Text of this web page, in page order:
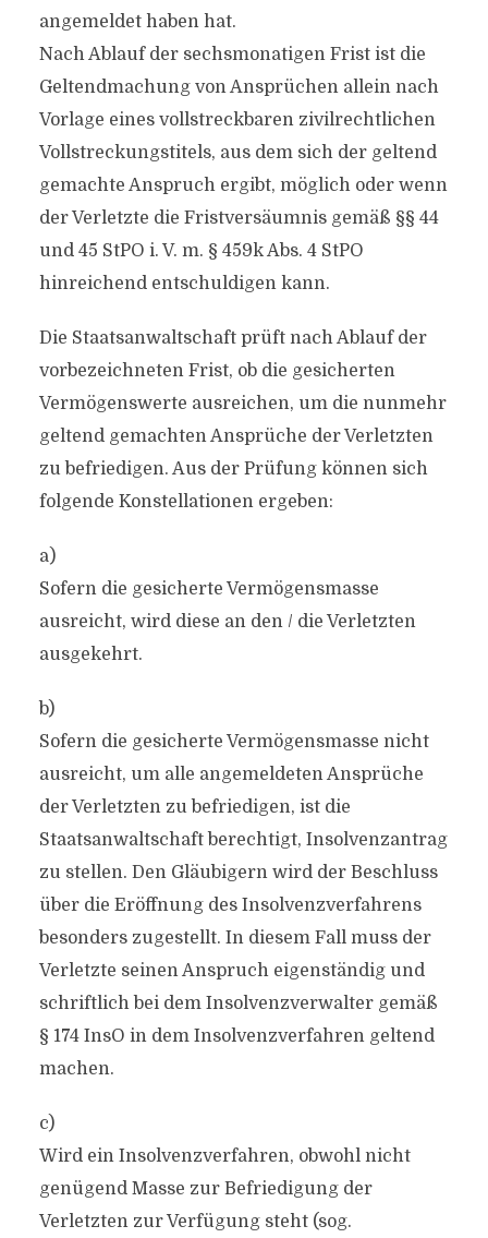
angemeldet haben hat.
Nach Ablauf der sechsmonatigen Frist ist die
Geltendmachung von Ansprüchen allein nach
Vorlage eines vollstreckbaren zivilrechtlichen
Vollstreckungstitels, aus dem sich der geltend
gemachte Anspruch ergibt, möglich oder wenn
der Verletzte die Fristversäumnis gemäß §§ 44
und 45 StPO i. V. m. § 459k Abs. 4 StPO
hinreichend entschuldigen kann.
Die Staatsanwaltschaft prüft nach Ablauf der
vorbezeichneten Frist, ob die gesicherten
Vermögenswerte ausreichen, um die nunmehr
geltend gemachten Ansprüche der Verletzten
zu befriedigen. Aus der Prüfung können sich
folgende Konstellationen ergeben:
a)
Sofern die gesicherte Vermögensmasse
ausreicht, wird diese an den / die Verletzten
ausgekehrt.
b)
Sofern die gesicherte Vermögensmasse nicht
ausreicht, um alle angemeldeten Ansprüche
der Verletzten zu befriedigen, ist die
Staatsanwaltschaft berechtigt, Insolvenzantrag
zu stellen. Den Gläubigern wird der Beschluss
über die Eröffnung des Insolvenzverfahrens
besonders zugestellt. In diesem Fall muss der
Verletzte seinen Anspruch eigenständig und
schriftlich bei dem Insolvenzverwalter gemäß
§ 174 InsO in dem Insolvenzverfahren geltend
machen.
c)
Wird ein Insolvenzverfahren, obwohl nicht
genügend Masse zur Befriedigung der
Verletzten zur Verfügung steht (sog.